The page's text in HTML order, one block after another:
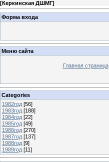
[Керкинская ДШМГ]
Форма входа
Меню сайта
Главная страница
Categories
1982год [56]
1983год [188]
1984год [22]
1985год [49]
1986год [270]
1987год [137]
1988год [9]
1989год [11]